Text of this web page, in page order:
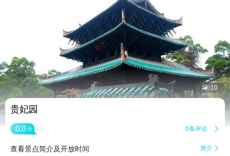
 10
贵妃园
0.0 分 0条评论 
查看景点简介及开放时间 简介 